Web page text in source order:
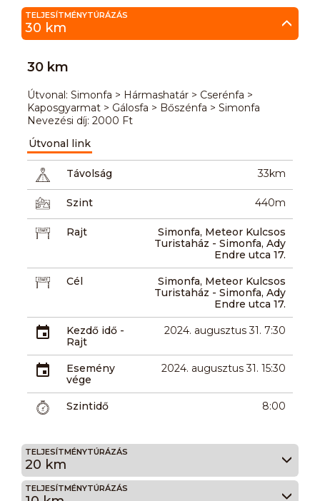
TELJESÍTMÉNYTÚRÁZÁS
30 km
30 km
Útvonal: Simonfa > Hármashatár > Cserénfa >
Kaposgyarmat > Gálosfa > Bőszénfa > Simonfa
Nevezési díj: 2000 Ft
Útvonal link
Távolság 33km
Szint 440m
Rajt
Simonfa, Meteor Kulcsos
Turistaház - Simonfa, Ady
Endre utca 17.
Cél
Simonfa, Meteor Kulcsos
Turistaház - Simonfa, Ady
Endre utca 17.
Kezdő idő -
Rajt
2024. augusztus 31. 7:30
Esemény
vége
2024. augusztus 31. 15:30
Szintidő 8:00
TELJESÍTMÉNYTÚRÁZÁS
20 km
TELJESÍTMÉNYTÚRÁZÁS